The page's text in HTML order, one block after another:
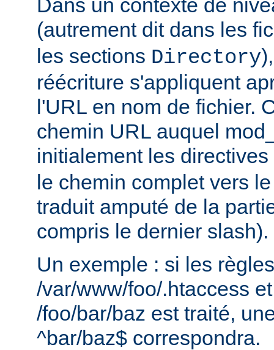
Dans un contexte de
(autrement dit dans les
les sections Directory
réécriture s'appliquent
l'URL en nom de fichier.
chemin URL auquel
initialement les directives
le chemin complet vers
traduit amputé de la
compris le dernier slash).
Un exemple : si les
/var/www/foo/.htaccess
/foo/bar/baz est traité,
^bar/baz$ correspondra.